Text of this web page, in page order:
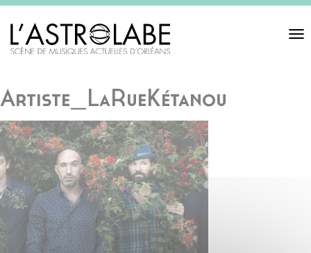
Toggle
Artiste_LaRueKétanou